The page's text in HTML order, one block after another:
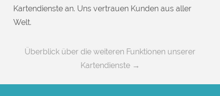
Kartendienste an. Uns vertrauen Kunden aus aller
Welt.
Überblick über die weiteren Funktionen unserer
Kartendienste →